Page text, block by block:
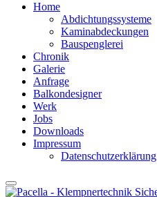
Home
Abdichtungssysteme
Kaminabdeckungen
Bauspenglerei
Chronik
Galerie
Anfrage
Balkondesigner
Werk
Jobs
Downloads
Impressum
Datenschutzerklärung